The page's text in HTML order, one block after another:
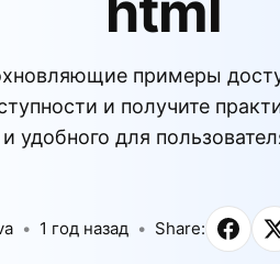
примеры
и получите
удобного для
1 год назад Share: